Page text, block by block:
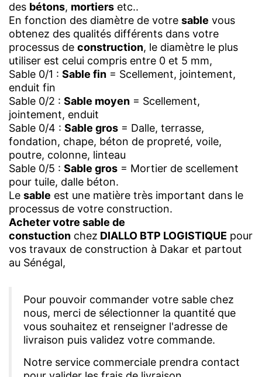
des bétons, mortiers etc..
En fonction des diamètre de votre sable vous
obtenez des qualités différents dans votre
processus de construction, le diamètre le plus
utiliser est celui compris entre 0 et 5 mm,
Sable 0/1 : Sable fin = Scellement, jointement,
enduit fin
Sable 0/2 : Sable moyen = Scellement,
jointement, enduit
Sable 0/4 : Sable gros = Dalle, terrasse,
fondation, chape, béton de propreté, voile,
poutre, colonne, linteau
Sable 0/5 : Sable gros = Mortier de scellement
pour tuile, dalle béton.
Le sable est une matière très important dans le
processus de votre construction.
Acheter votre sable de
constuction chez DIALLO BTP LOGISTIQUE pour
vos travaux de construction à Dakar et partout
au Sénégal,
Pour pouvoir commander votre sable chez
nous, merci de sélectionner la quantité que
vous souhaitez et renseigner l'adresse de
livraison puis validez votre commande.
Notre service commerciale prendra contact